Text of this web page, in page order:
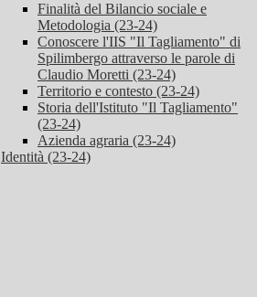
Finalità del Bilancio sociale e
Metodologia (23-24)
Conoscere l'IIS "Il Tagliamento" di
Spilimbergo attraverso le parole di
Claudio Moretti (23-24)
Territorio e contesto (23-24)
Storia dell'Istituto "Il Tagliamento"
(23-24)
Azienda agraria (23-24)
Identità (23-24)